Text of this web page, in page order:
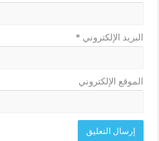
البريد الإلكتروني *
الموقع الإلكتروني